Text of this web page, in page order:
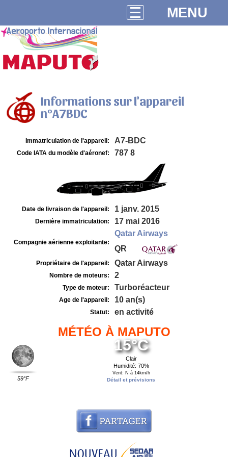
MENU
Informations sur l'appareil
n°A7BDC
Immatriculation de l'appareil: A7-BDC
Code IATA du modèle d'aéronef: 787 8
Date de livraison de l'appareil: 1 janv. 2015
Dernière immatriculation: 17 mai 2016
Compagnie aérienne exploitante:
Qatar Airways
QR
Propriétaire de l'appareil: Qatar Airways
Nombre de moteurs: 2
Type de moteur: Turboréacteur
Age de l'appareil: 10 an(s)
Statut: en activité
MÉTÉO À MAPUTO
59°F
15°C
Clair
Humidité: 70%
Vent: N à 14km/h
Détail et prévisions